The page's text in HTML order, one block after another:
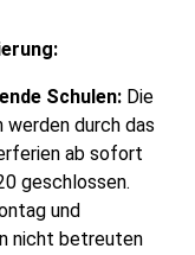
Schulen: Die
durch das
ab sofort
geschlossen.
und
nicht betreuten